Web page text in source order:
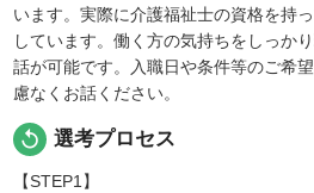
います。実際に介護福祉士の資格を持
しています。働く方の気持ちをしっか
話が可能です。入職日や条件等のご希
慮なくお話ください。
replay 選考プロセス
【STEP1】